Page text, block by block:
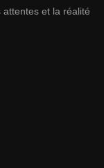
et la réalité